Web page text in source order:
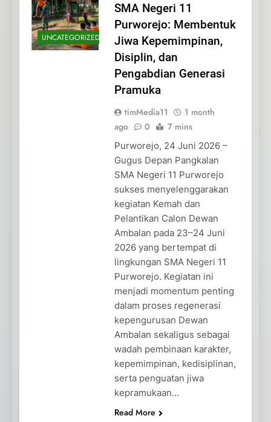
UNCATEGORIZED
SMA Negeri 11
Purworejo: Membentuk
Jiwa Kepemimpinan,
Disiplin, dan
Pengabdian Generasi
Pramuka
timMedia11
1 month
ago
0 7 mins
Purworejo, 24 Juni 2026 –
Gugus Depan Pangkalan
SMA Negeri 11 Purworejo
sukses menyelenggarakan
kegiatan Kemah dan
Pelantikan Calon Dewan
Ambalan pada 23–24 Juni
2026 yang bertempat di
lingkungan SMA Negeri 11
Purworejo. Kegiatan ini
menjadi momentum penting
dalam proses regenerasi
kepengurusan Dewan
Ambalan sekaligus sebagai
wadah pembinaan karakter,
kepemimpinan, kedisiplinan,
serta penguatan jiwa
kepramukaan…
Read More